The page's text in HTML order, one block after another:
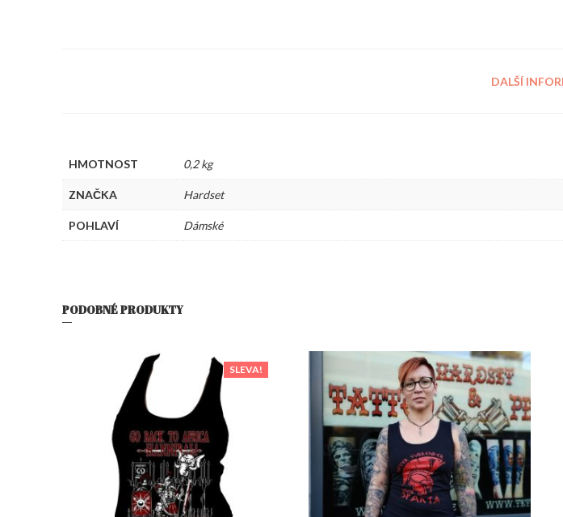
DALŠÍ
HMOTNOST 0,2 kg
ZNAČKA Hardset
POHLAVÍ Dámské
PODOBNÉ PRODUKTY
SLEVA!